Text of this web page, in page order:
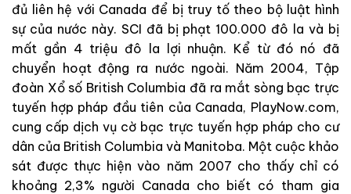
đủ liên hệ với Canada để bị truy tố theo bộ luật hình
sự của nước này. SCI đã bị phạt 100.000 đô la và bị
mất gần 4 triệu đô la lợi nhuận. Kể từ đó nó đã
chuyển hoạt động ra nước ngoài. Năm 2004, Tập
đoàn Xổ số British Columbia đã ra mắt sòng bạc trực
tuyến hợp pháp đầu tiên của Canada, PlayNow.com,
cung cấp dịch vụ cờ bạc trực tuyến hợp pháp cho cư
dân của British Columbia và Manitoba. Một cuộc khảo
sát được thực hiện vào năm 2007 cho thấy chỉ có
khoảng 2,3% người Canada cho biết có tham gia